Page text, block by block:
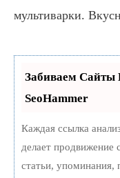
мультиварки.
Забиваем
SeoHammer
Каждая ссылка
делает продвижение
статьи, упоминания,